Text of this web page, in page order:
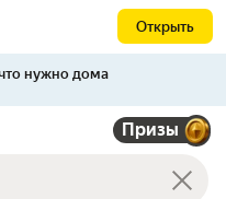
Открыть
нужно дома
Призы